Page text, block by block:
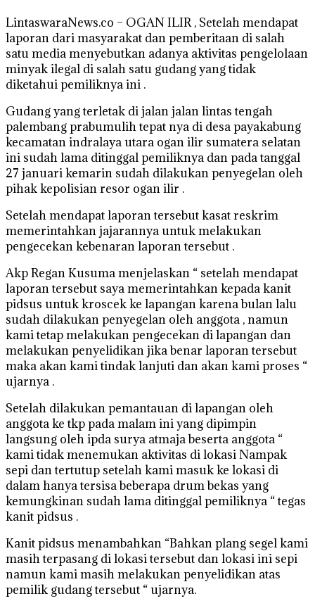
LintaswaraNews.co – OGAN ILIR , Setelah mendapat
laporan dari masyarakat dan pemberitaan di salah
satu media menyebutkan adanya aktivitas pengelolaan
minyak ilegal di salah satu gudang yang tidak
diketahui pemiliknya ini .
Gudang yang terletak di jalan jalan lintas tengah
palembang prabumulih tepat nya di desa payakabung
kecamatan indralaya utara ogan ilir sumatera selatan
ini sudah lama ditinggal pemiliknya dan pada tanggal
27 januari kemarin sudah dilakukan penyegelan oleh
pihak kepolisian resor ogan ilir .
Setelah mendapat laporan tersebut kasat reskrim
memerintahkan jajarannya untuk melakukan
pengecekan kebenaran laporan tersebut .
Akp Regan Kusuma menjelaskan “ setelah mendapat
laporan tersebut saya memerintahkan kepada kanit
pidsus untuk kroscek ke lapangan karena bulan lalu
sudah dilakukan penyegelan oleh anggota , namun
kami tetap melakukan pengecekan di lapangan dan
melakukan penyelidikan jika benar laporan tersebut
maka akan kami tindak lanjuti dan akan kami proses “
ujarnya .
Setelah dilakukan pemantauan di lapangan oleh
anggota ke tkp pada malam ini yang dipimpin
langsung oleh ipda surya atmaja beserta anggota “
kami tidak menemukan aktivitas di lokasi Nampak
sepi dan tertutup setelah kami masuk ke lokasi di
dalam hanya tersisa beberapa drum bekas yang
kemungkinan sudah lama ditinggal pemiliknya “ tegas
kanit pidsus .
Kanit pidsus menambahkan “Bahkan plang segel kami
masih terpasang di lokasi tersebut dan lokasi ini sepi
namun kami masih melakukan penyelidikan atas
pemilik gudang tersebut “ ujarnya.